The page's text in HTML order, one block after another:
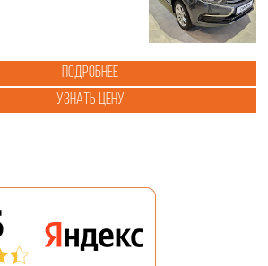
Подробнее
Узнать цену